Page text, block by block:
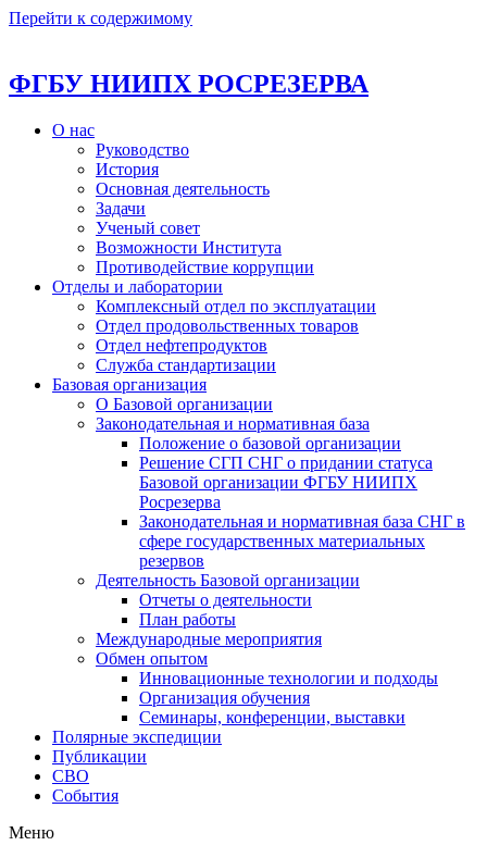
Перейти к содержимому
ФГБУ НИИПХ РОСРЕЗЕРВА
О нас
Руководство
История
Основная деятельность
Задачи
Ученый совет
Возможности Института
Противодействие коррупции
Отделы и лаборатории
Комплексный отдел по эксплуатации
Отдел продовольственных товаров
Отдел нефтепродуктов
Служба стандартизации
Базовая организация
О Базовой организации
Законодательная и нормативная база
Положение о базовой организации
Решение СГП СНГ о придании статуса
Базовой организации ФГБУ НИИПХ
Росрезерва
Законодательная и нормативная база СНГ в
сфере государственных материальных
резервов
Деятельность Базовой организации
Отчеты о деятельности
План работы
Международные мероприятия
Обмен опытом
Инновационные технологии и подходы
Организация обучения
Семинары, конференции, выставки
Полярные экспедиции
Публикации
СВО
События
Меню